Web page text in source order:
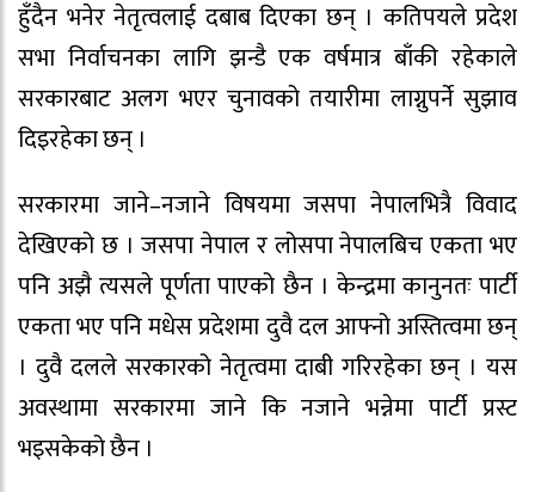
हुँदैन भनेर नेतृत्वलाई दबाब दिएका छन् । कतिपयले प्रदेश
सभा निर्वाचनका लागि झन्डै एक वर्षमात्र बाँकी रहेकाले
सरकारबाट अलग भएर चुनावको तयारीमा लाग्नुपर्ने सुझाव
दिइरहेका छन् ।
सरकारमा जाने–नजाने विषयमा जसपा नेपालभित्रै विवाद
देखिएको छ । जसपा नेपाल र लोसपा नेपालबिच एकता भए
पनि अझै त्यसले पूर्णता पाएको छैन । केन्द्रमा कानुनतः पार्टी
एकता भए पनि मधेस प्रदेशमा दुवै दल आफ्नो अस्तित्वमा छन्
। दुवै दलले सरकारको नेतृत्वमा दाबी गरिरहेका छन् । यस
अवस्थामा सरकारमा जाने कि नजाने भन्नेमा पार्टी प्रस्ट
भइसकेको छैन ।